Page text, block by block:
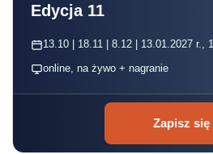
Edycja 11
13.10 | 18.11 | 8.12 | 13.01.2027 r.,
online, na żywo + nagranie
Zapisz się